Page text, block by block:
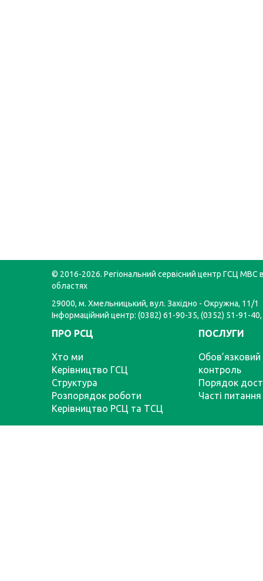
© 2016-2026. Регіональний сервісний центр ГСЦ МВС
областях
29000, м. Хмельницький, вул. Західно - Окружна, 11/1
Інформаційний центр: (0382) 61-90-35, (0352) 51-91-
ПРО РСЦ
Хто ми
Керівництво ГСЦ
Структура
Розпорядок роботи
Керівництво РСЦ та ТСЦ
ПОСЛУГИ
Обов’язковий
контроль
Порядок
Часті питання